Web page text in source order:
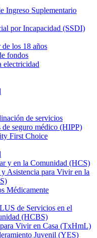
Ingreso Suplementario
por Incapacidad (SSDI)
los 18 años
fondos
electricidad
de servicios
de seguro médico (HIPP)
First Choice
y en la Comunidad (HCS)
Asistencia para Vivir en la
Médicamente
de Servicios en el
(HCBS)
Vivir en Casa (TxHmL)
Juvenil (YES)